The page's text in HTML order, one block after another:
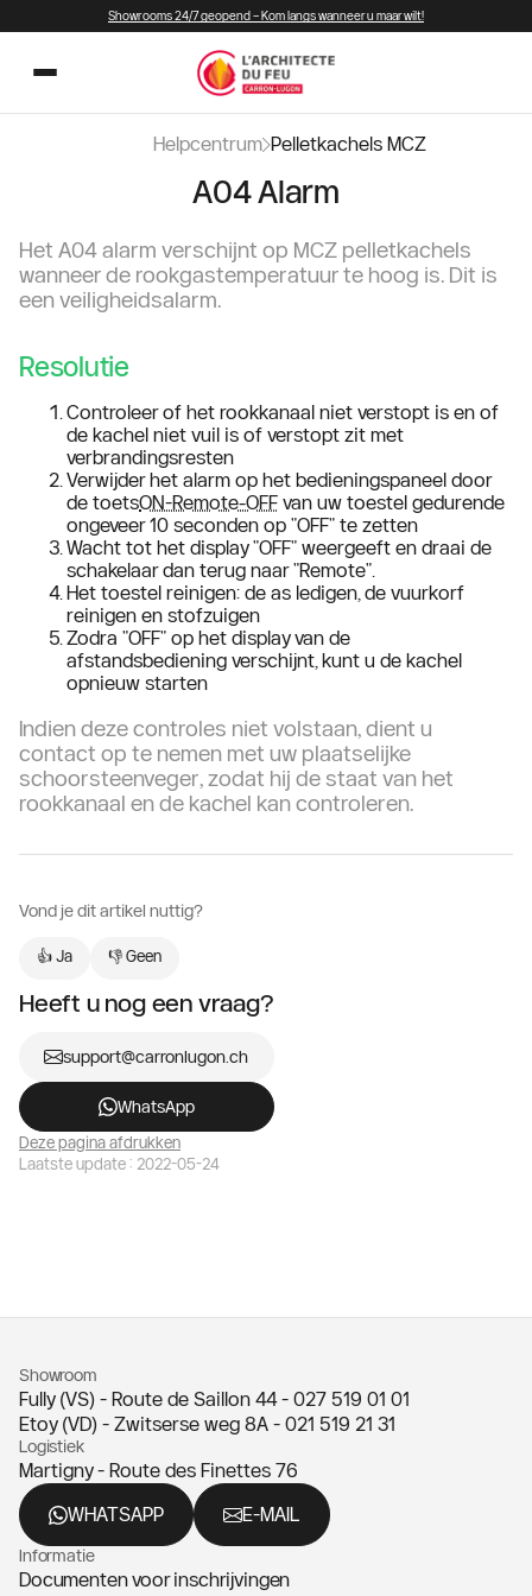
Showrooms 24/7 geopend – Kom langs wanneer u maar wilt!
Helpcentrum Pelletkachels MCZ
A04 Alarm
Het A04 alarm verschijnt op MCZ pelletkachels
wanneer de rookgastemperatuur te hoog is. Dit is
een veiligheidsalarm.
Resolutie
Controleer of het rookkanaal niet verstopt is en of
de kachel niet vuil is of verstopt zit met
verbrandingsresten
Verwijder het alarm op het bedieningspaneel door
de toetsON-Remote-OFF van uw toestel gedurende
ongeveer 10 seconden op "OFF" te zetten
Wacht tot het display "OFF" weergeeft en draai de
schakelaar dan terug naar "Remote".
Het toestel reinigen: de as ledigen, de vuurkorf
reinigen en stofzuigen
Zodra "OFF" op het display van de
afstandsbediening verschijnt, kunt u de kachel
opnieuw starten
Indien deze controles niet volstaan, dient u
contact op te nemen met uw plaatselijke
schoorsteenveger, zodat hij de staat van het
rookkanaal en de kachel kan controleren.
Vond je dit artikel nuttig?
👍 Ja 👎 Geen
Heeft u nog een vraag?
support@carronlugon.ch
WhatsApp
Deze pagina afdrukken
Laatste update : 2022-05-24
Showroom
Fully (VS) - Route de Saillon 44 - 027 519 01 01
Etoy (VD) - Zwitserse weg 8A - 021 519 21 31
Logistiek
Martigny - Route des Finettes 76
WHATSAPP E-MAIL
Informatie
Documenten voor inschrijvingen